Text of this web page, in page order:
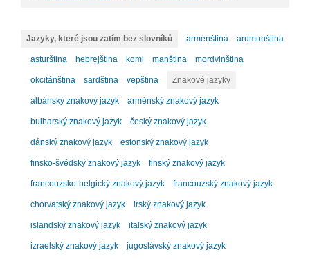
Jazyky, které jsou zatím bez slovníků arménština arumunština
asturština hebrejština komi manština mordvinština
okcitánština sardština vepština Znakové jazyky
albánský znakový jazyk arménský znakový jazyk
bulharský znakový jazyk český znakový jazyk
dánský znakový jazyk estonský znakový jazyk
finsko-švédský znakový jazyk finský znakový jazyk
francouzsko-belgický znakový jazyk francouzský znakový jazyk
chorvatský znakový jazyk irský znakový jazyk
islandský znakový jazyk italský znakový jazyk
izraelský znakový jazyk jugoslávský znakový jazyk